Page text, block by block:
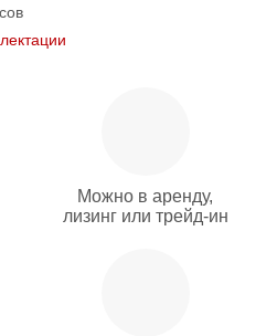
Можно в аренду,
лизинг или трейд-ин